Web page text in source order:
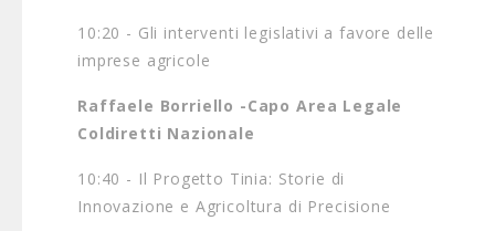
10:20 - Gli interventi legislativi a favore delle
imprese agricole
Raffaele Borriello -Capo Area Legale
Coldiretti Nazionale
10:40 - Il Progetto Tinia: Storie di
Innovazione e Agricoltura di Precisione